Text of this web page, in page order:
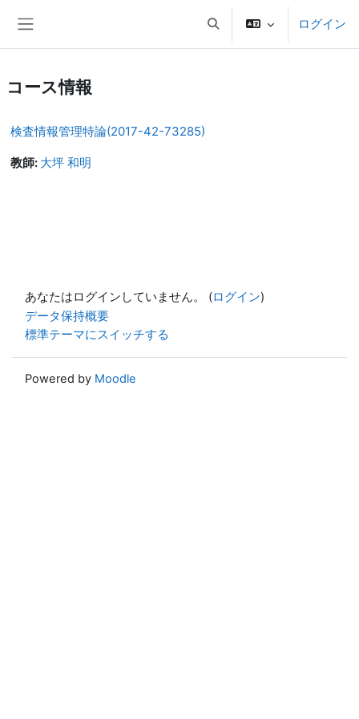
検索入力に切り替えるログイン
コース情報
検査情報管理特論(2017-42-73285)
教師: 大坪 和明
あなたはログインしていません。 (ログイン)
データ保持概要
標準テーマにスイッチする
Powered by Moodle